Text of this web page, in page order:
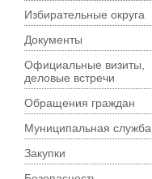
Избирательные округа
Документы
Официальные визиты,
деловые встречи
Обращения граждан
Муниципальная служба
Закупки